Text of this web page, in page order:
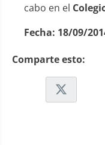
cabo en el
Fecha: 18/09/
Comparte esto: